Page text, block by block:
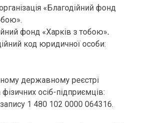
«Благодійний фонд
фонд «Харків з тобою».
код юридичної особи:
державному реєстрі
осіб-підприємців:
1 480 102 0000 064316.